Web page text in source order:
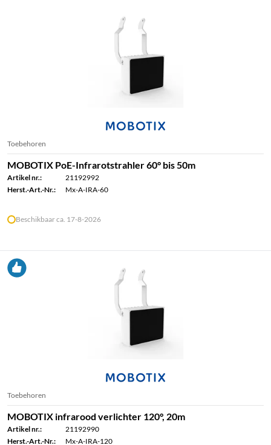
Toebehoren
MOBOTIX PoE-Infrarotstrahler 60° bis 50m
Artikel nr.:
21192992
Herst.-Art.-Nr.:
Mx-A-IRA-60
Beschikbaar ca. 17-8-2026
Toebehoren
MOBOTIX infrarood verlichter 120°, 20m
Artikel nr.:
21192990
Herst.-Art.-Nr.:
Mx-A-IRA-120